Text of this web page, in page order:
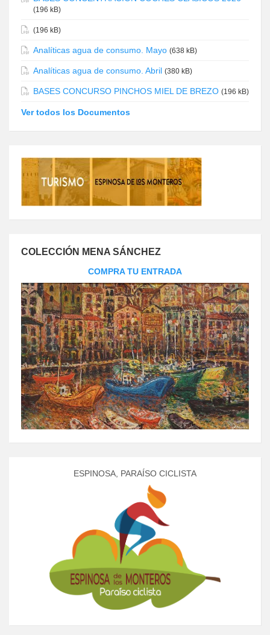
(196 kB)
(196 kB)
Analíticas agua de consumo. Mayo (638 kB)
Analíticas agua de consumo. Abril (380 kB)
BASES CONCURSO PINCHOS MIEL DE BREZO (196 kB)
Ver todos los Documentos
COLECCIÓN MENA SÁNCHEZ
COMPRA TU ENTRADA
ESPINOSA, PARAÍSO CICLISTA